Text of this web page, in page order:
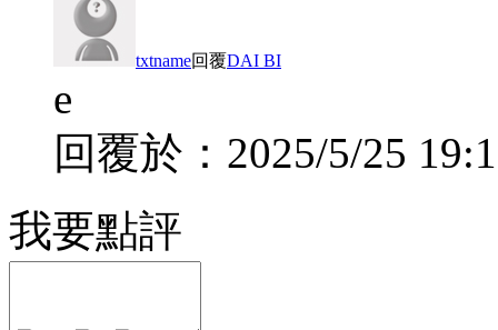
txtname回覆DAI BI
e
回覆於： 2025/5/25
我要點評